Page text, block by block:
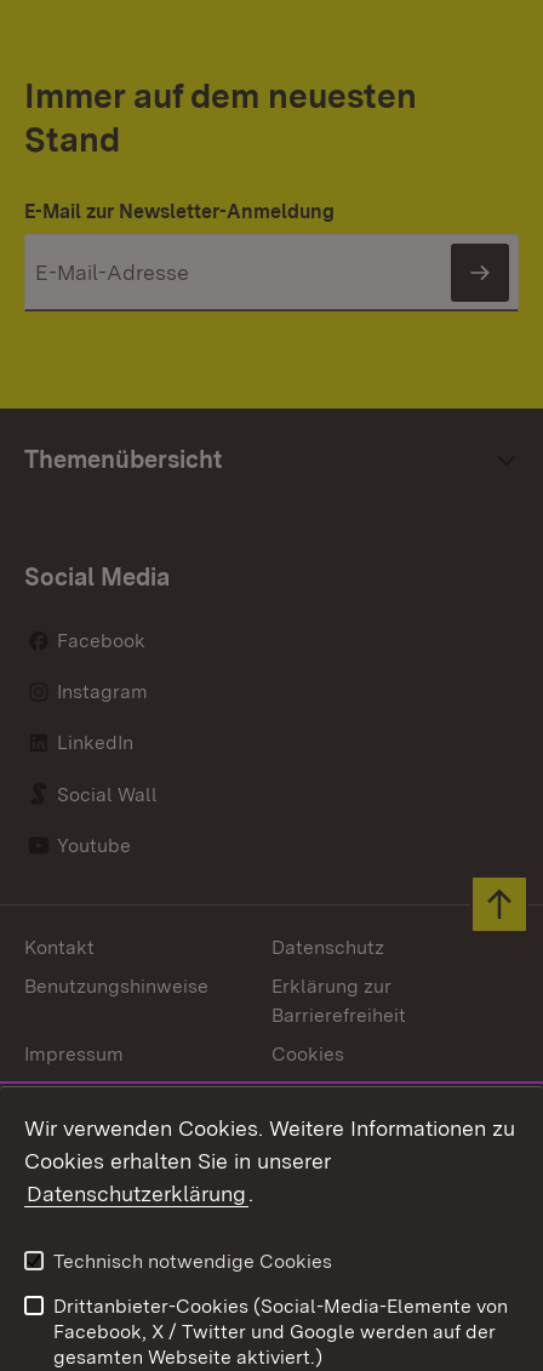
Immer auf dem neuesten
Stand
E-Mail zur Newsletter-Anmeldung
Themenübersicht
Social Media
Facebook
Instagram
LinkedIn
Social Wall
Youtube
Link zum Landesportal
Kontakt
Datenschutz
Benutzungshinweise
Erklärung zur
Barrierefreiheit
Impressum
Cookies
Wir verwenden Cookies. Weitere Informationen zu
Cookies erhalten Sie in unserer
Datenschutzerklärung.
Technisch notwendige Cookies
Drittanbieter-Cookies (Social-Media-Elemente von
Facebook, X / Twitter und Google werden auf der
gesamten Webseite aktiviert.)